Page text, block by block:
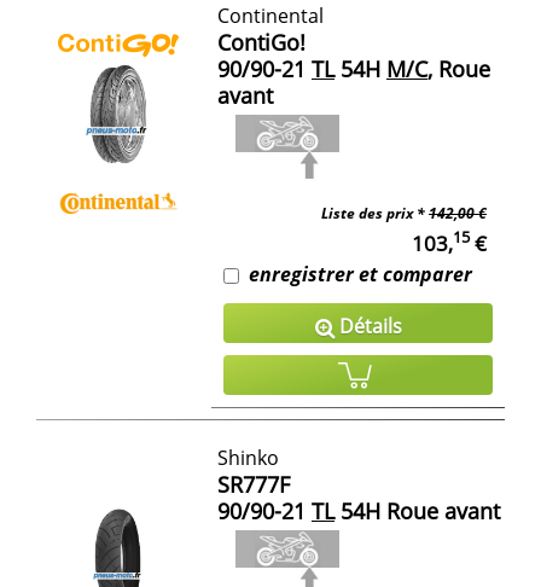
Continental
ContiGo!
90/90-21 TL54H M/C, Roue
avant
Liste des prix *142,00 €
103,15€
enregistrer et comparer
Détails
Shinko
SR777F
90/90-21 TL54H Roue avant